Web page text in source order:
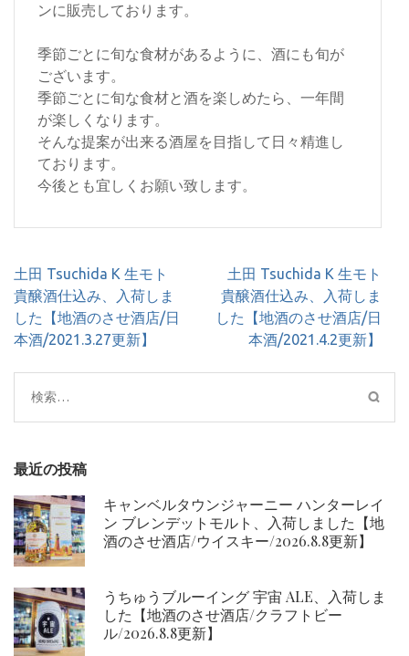
ンに販売しております。
季節ごとに旬な食材があるように、酒にも旬が
ございます。
季節ごとに旬な食材と酒を楽しめたら、一年間
が楽しくなります。
そんな提案が出来る酒屋を目指して日々精進し
ております。
今後とも宜しくお願い致します。
投
稿
ナ
ビ
シ
ョ
土田 Tsuchida K 生モト
貴醸酒仕込み、入荷しま
した【地酒のさせ酒店/日
本酒/2021.3.27更新】
土田 Tsuchida K 生モト
貴醸酒仕込み、入荷しま
した【地酒のさせ酒店/日
本酒/2021.4.2更新】
検
索:
最近の投稿
キャンベルタウンジャーニー ハンターレイ
ン ブレンデットモルト、入荷しました【地
酒のさせ酒店/ウイスキー/2026.8.8更新】
うちゅうブルーイング 宇宙 ALE、入荷しま
した【地酒のさせ酒店/クラフトビー
ル/2026.8.8更新】